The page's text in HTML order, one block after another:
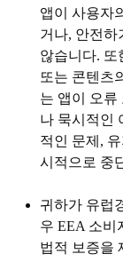
앱이 사용자
거나, 안전하
않습니다. 또
또는 콘텐츠
는 앱이 오류
나 묵시적인
적인 문제,
시적으로 중
귀하가 유럽
우 EEA 소비
법적 보증을